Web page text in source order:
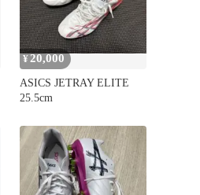
¥20,000
ASICS JETRAY ELITE
25.5cm